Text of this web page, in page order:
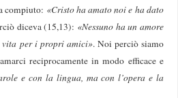
compiuto: «Cristo ha amato noi e ha dato
diceva (15,13): «Nessuno ha un amore
per i propri amici». Noi perciò siamo
reciprocamente in modo efficace e
e con la lingua, ma con l’opera e la